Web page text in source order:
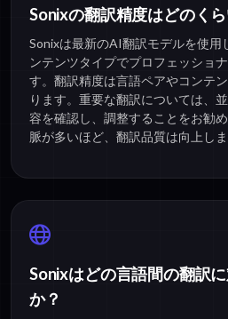
Sonixの翻訳精度はどのく
Sonixは最新のAI翻訳モデルを使用
ンテンツタイプでプロフェッショ
す。翻訳精度は言語ペアやコンテ
ります。重要な翻訳については、
容を確認し、調整することをお勧
脈が多いほど、翻訳品質は向上しま
Sonixはどの言語間の翻訳
か？